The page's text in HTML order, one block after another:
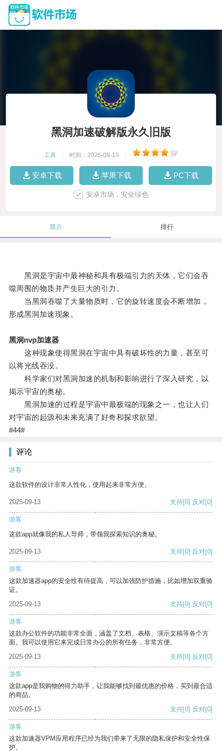
黑洞加速破解版永久旧版
工具 时间：2025-09-13
安卓下载 苹果下载 PC下载
安卓市场，安全绿色
简介 排行
黑洞是宇宙中最神秘和具有极端引力的天体，它们会吞
噬周围的物质并产生巨大的引力。
当黑洞吞噬了大量物质时，它的旋转速度会不断增加，
形成黑洞加速现象。
黑洞nvp加速器
这种现象使得黑洞在宇宙中具有破坏性的力量，甚至可
以将光线吞没。
科学家们对黑洞加速的机制和影响进行了深入研究，以
揭示宇宙的奥秘。
黑洞加速的过程是宇宙中最极端的现象之一，也让人们
对宇宙的起源和未来充满了好奇和探求欲望。
#44#
评论
游客
这款软件的设计非常人性化，使用起来非常方便。
2025-09-13 支持[0] 反对[0]
游客
这款app就像我的私人导师，带领我探索知识的奥秘。
2025-09-13 支持[0] 反对[0]
游客
这款加速器app的安全性有待提高，可以加强防护措施，比如增加双重验
证。
2025-09-13
支持[0] 反对[0]
游客
这款办公软件的功能非常全面，涵盖了文档、表格、演示文稿等各个方
面。我可以使用它来完成日常办公的所有任务，非常方便。
2025-09-13
支持[0] 反对[0]
游客
这款app是我购物的得力助手，让我能够找到最优惠的价格，买到最合适
的商品。
2025-09-13
支持[0] 反对[0]
游客
这款加速器VPM应用程序已经为我们带来了无限的隐私保护和安全性保
护。